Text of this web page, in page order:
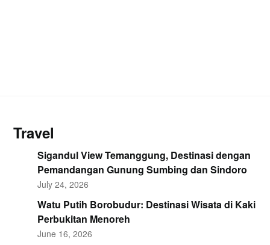
Travel
Sigandul View Temanggung, Destinasi dengan
Pemandangan Gunung Sumbing dan Sindoro
July 24, 2026
Watu Putih Borobudur: Destinasi Wisata di Kaki
Perbukitan Menoreh
June 16, 2026